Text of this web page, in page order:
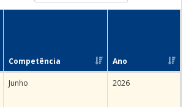
Competência Ano
Junho 2026